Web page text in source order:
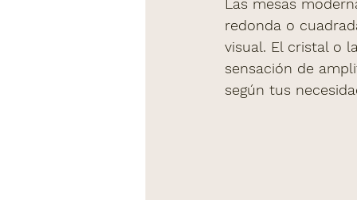
Las mesas
redonda o
visual. El cristal o
sensación de
según tus